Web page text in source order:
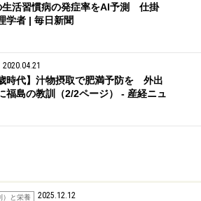
生活習慣病の発症率をAI予測 仕掛
学者 | 毎日新聞
2020.04.21
時代】汁物摂取で肥満予防を 外出
福島の教訓（2/2ページ） - 産経ニュ
）と栄養 2025.12.12